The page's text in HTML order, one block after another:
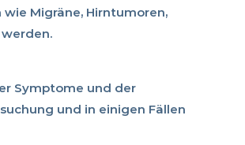
Migräne, Hirntumoren,
Symptome und der
und in einigen Fällen